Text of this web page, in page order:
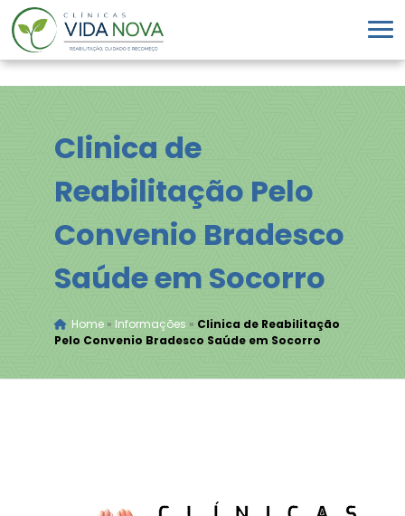
Clinica de
Reabilitação Pelo
Convenio Bradesco
Saúde em Socorro
Home» Informações » Clinica de Reabilitação
Pelo Convenio Bradesco Saúde em Socorro